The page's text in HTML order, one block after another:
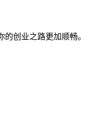
创业之路更加顺畅。